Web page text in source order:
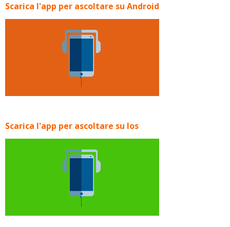
Scarica l'app per ascoltare su Android
Scarica l'app per ascoltare su Ios